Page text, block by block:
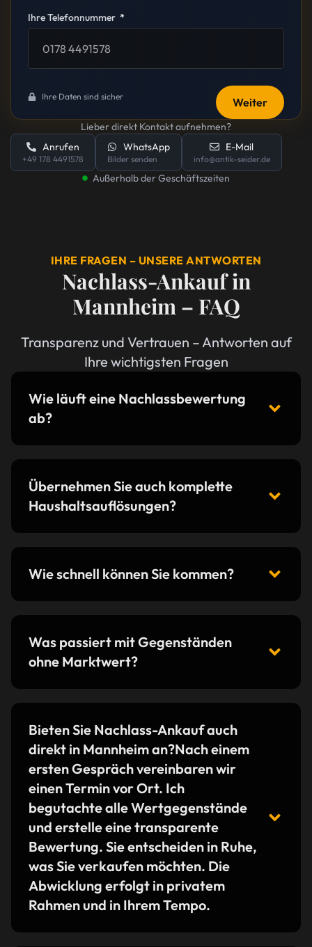
Ihre Telefonnummer
Weiter
Ihre Daten sind sicher
Lieber direkt Kontakt aufnehmen?
Anrufen
+49 178 4491578
WhatsApp
Bilder senden
E-Mail
info@antik-seider.de
Außerhalb der Geschäftszeiten
IHRE FRAGEN – UNSERE ANTWORTEN
Nachlass-Ankauf in
Mannheim – FAQ
Transparenz und Vertrauen – Antworten auf
Ihre wichtigsten Fragen
Wie läuft eine Nachlassbewertung
ab?
Übernehmen Sie auch komplette
Haushaltsauflösungen?
Wie schnell können Sie kommen?
Was passiert mit Gegenständen
ohne Marktwert?
Bieten Sie Nachlass-Ankauf auch
direkt in Mannheim an?Nach einem
ersten Gespräch vereinbaren wir
einen Termin vor Ort. Ich
begutachte alle Wertgegenstände
und erstelle eine transparente
Bewertung. Sie entscheiden in Ruhe,
was Sie verkaufen möchten. Die
Abwicklung erfolgt in privatem
Rahmen und in Ihrem Tempo.